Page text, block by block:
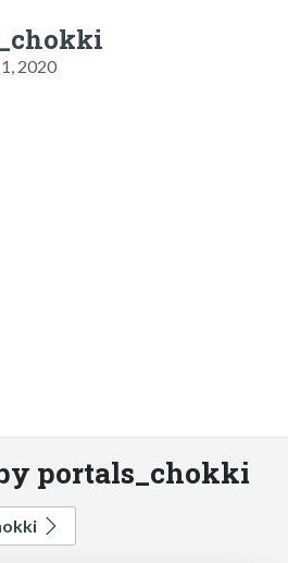
2020
portals_chokki